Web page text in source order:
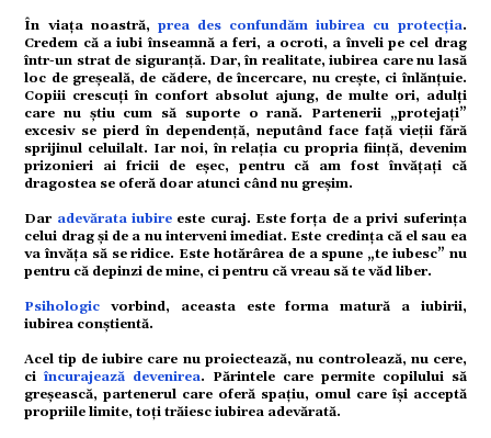
În viața noastră, prea des confundăm iubirea cu protecția.
Credem că a iubi înseamnă a feri, a ocroti, a înveli pe cel drag
într-un strat de siguranță. Dar, în realitate, iubirea care nu lasă
loc de greșeală, de cădere, de încercare, nu crește, ci înlănțuie.
Copiii crescuți în confort absolut ajung, de multe ori, adulți
care nu știu cum să suporte o rană. Partenerii „protejați”
excesiv se pierd în dependență, neputând face față vieții fără
sprijinul celuilalt. Iar noi, în relația cu propria ființă, devenim
prizonieri ai fricii de eșec, pentru că am fost învățați că
dragostea se oferă doar atunci când nu greșim.
Dar adevărata iubire este curaj. Este forța de a privi suferința
celui drag și de a nu interveni imediat. Este credința că el sau ea
va învăța să se ridice. Este hotărârea de a spune „te iubesc” nu
pentru că depinzi de mine, ci pentru că vreau să te văd liber.
Psihologic vorbind, aceasta este forma matură a iubirii,
iubirea conștientă.
Acel tip de iubire care nu proiectează, nu controlează, nu cere,
ciîncurajează devenirea. Părintele care permite copilului să
greșească, partenerul care oferă spațiu, omul care își acceptă
propriile limite, toți trăiesc iubirea adevărată.